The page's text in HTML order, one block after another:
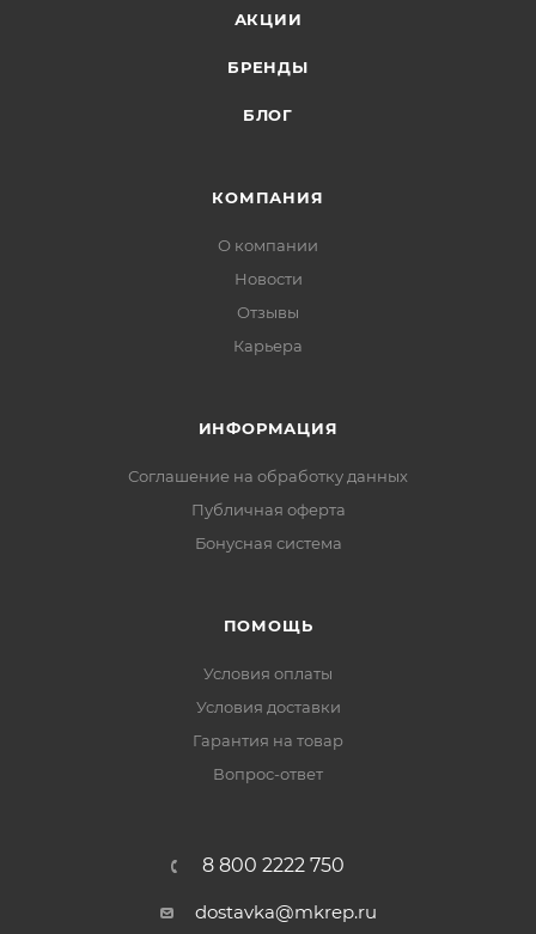
АКЦИИ
БРЕНДЫ
БЛОГ
КОМПАНИЯ
О компании
Новости
Отзывы
Карьера
ИНФОРМАЦИЯ
Соглашение на обработку данных
Публичная оферта
Бонусная система
ПОМОЩЬ
Условия оплаты
Условия доставки
Гарантия на товар
Вопрос-ответ
8 800 2222 750
dostavka@mkrep.ru